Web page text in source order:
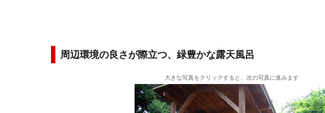
周辺環境の良さが際立つ、緑豊かな露天風呂
大きな写真をクリックすると、次の写真に進みます